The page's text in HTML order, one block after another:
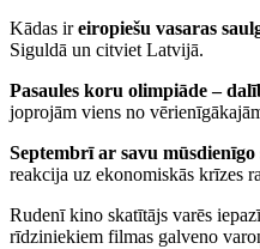
Kādas ireiropiešu vasaras
Siguldā un citviet Latvijā.
Pasaules koru olimpiāde –
joprojām viens no
Septembrī ar savu
reakcija uz ekonomiskās krīzes
Rudenī kino skatītājs varēs
rīdziniekiem filmas galveno